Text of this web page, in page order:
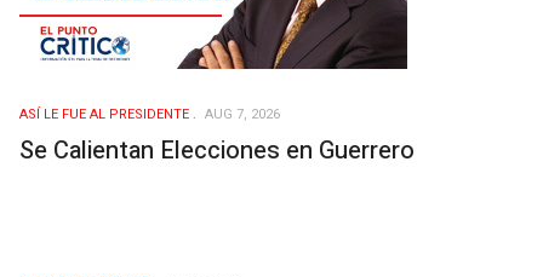
ASÍ­ LE FUE AL PRESIDENTE AUG 7, 2026
Se Calientan Elecciones en Guerrero